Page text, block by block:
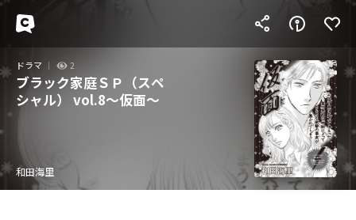
ドラマ 2
ブラック家庭ＳＰ（スペ
シャル） vol.8～仮面～
和田海里